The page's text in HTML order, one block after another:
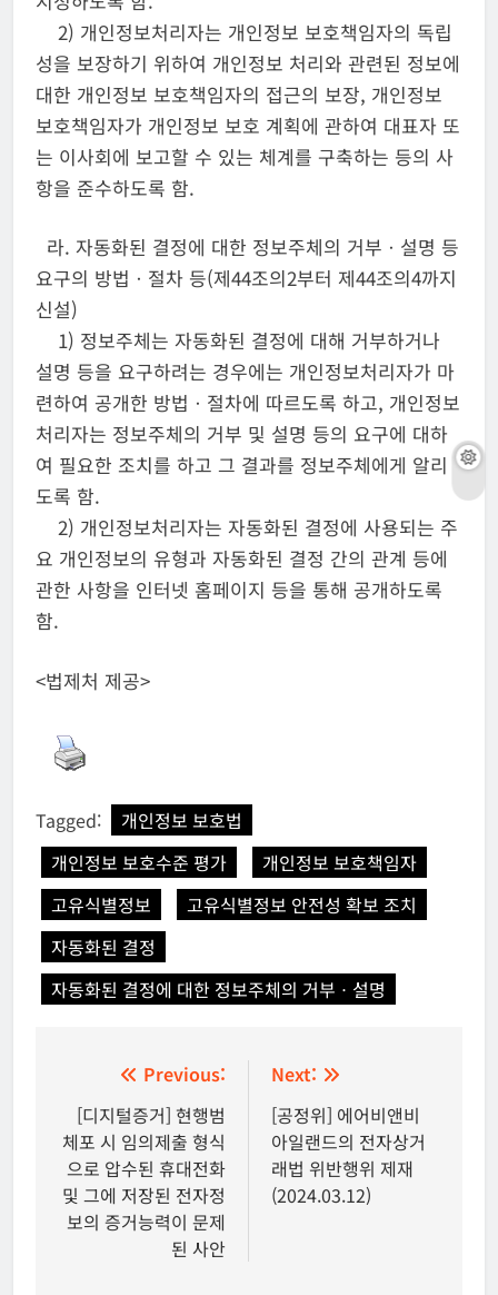
2) 개인정보처리자는 개인정보 보호책임자의 독립
성을 보장하기 위하여 개인정보 처리와 관련된 정보에
대한 개인정보 보호책임자의 접근의 보장, 개인정보
보호책임자가 개인정보 보호 계획에 관하여 대표자 또
는 이사회에 보고할 수 있는 체계를 구축하는 등의 사
항을 준수하도록 함.
라. 자동화된 결정에 대한 정보주체의 거부ㆍ설명 등
요구의 방법ㆍ절차 등(제44조의2부터 제44조의4까지
신설)
1) 정보주체는 자동화된 결정에 대해 거부하거나
설명 등을 요구하려는 경우에는 개인정보처리자가 마
련하여 공개한 방법ㆍ절차에 따르도록 하고, 개인정보
처리자는 정보주체의 거부 및 설명 등의 요구에 대하
여 필요한 조치를 하고 그 결과를 정보주체에게 알리
도록 함.
2) 개인정보처리자는 자동화된 결정에 사용되는 주
요 개인정보의 유형과 자동화된 결정 간의 관계 등에
관한 사항을 인터넷 홈페이지 등을 통해 공개하도록
함.
<법제처 제공>
Tagged:
개인정보 보호법
개인정보 보호수준 평가
개인정보 보호책임자
고유식별정보
고유식별정보 안전성 확보 조치
자동화된 결정
자동화된 결정에 대한 정보주체의 거부ㆍ설명
탐
색
Previous:
[디지털증거] 현행범
체포 시 임의제출 형식
으로 압수된 휴대전화
및 그에 저장된 전자정
보의 증거능력이 문제
된 사안
Next:
[공정위] 에어비앤비
아일랜드의 전자상거
래법 위반행위 제재
(2024.03.12)